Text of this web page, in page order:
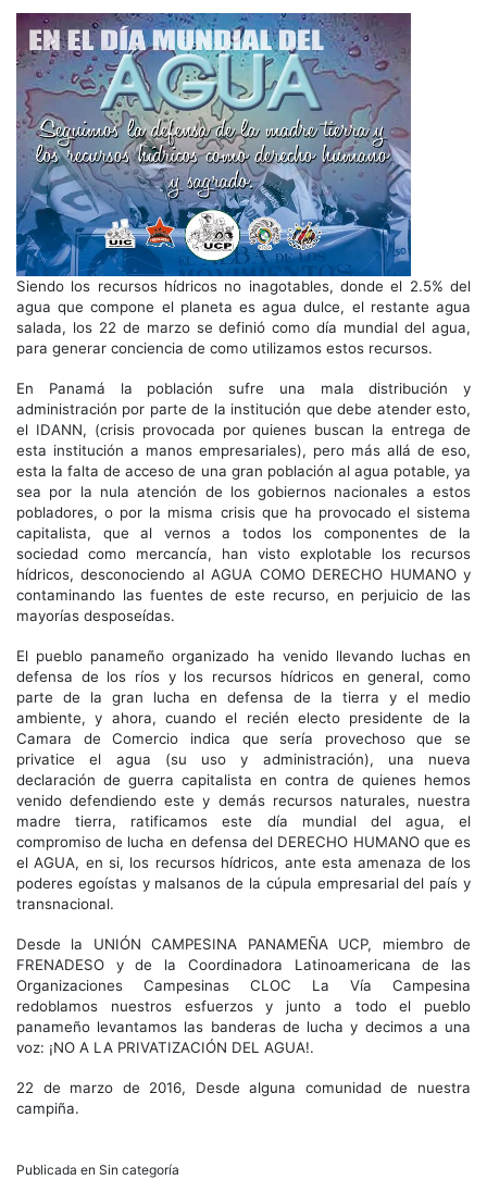
Siendo los recursos hídricos no inagotables, donde el 2.5% del
agua que compone el planeta es agua dulce, el restante agua
salada, los 22 de marzo se definió como día mundial del agua,
para generar conciencia de como utilizamos estos recursos.
En Panamá la población sufre una mala distribución y
administración por parte de la institución que debe atender esto,
el IDANN, (crisis provocada por quienes buscan la entrega de
esta institución a manos empresariales), pero más allá de eso,
esta la falta de acceso de una gran población al agua potable, ya
sea por la nula atención de los gobiernos nacionales a estos
pobladores, o por la misma crisis que ha provocado el sistema
capitalista, que al vernos a todos los componentes de la
sociedad como mercancía, han visto explotable los recursos
hídricos, desconociendo al AGUA COMO DERECHO HUMANO y
contaminando las fuentes de este recurso, en perjuicio de las
mayorías desposeídas.
El pueblo panameño organizado ha venido llevando luchas en
defensa de los ríos y los recursos hídricos en general, como
parte de la gran lucha en defensa de la tierra y el medio
ambiente, y ahora, cuando el recién electo presidente de la
Camara de Comercio indica que sería provechoso que se
privatice el agua (su uso y administración), una nueva
declaración de guerra capitalista en contra de quienes hemos
venido defendiendo este y demás recursos naturales, nuestra
madre tierra, ratificamos este día mundial del agua, el
compromiso de lucha en defensa del DERECHO HUMANO que es
el AGUA, en si, los recursos hídricos, ante esta amenaza de los
poderes egoístas y malsanos de la cúpula empresarial del país y
transnacional.
Desde la UNIÓN CAMPESINA PANAMEÑA UCP, miembro de
FRENADESO y de la Coordinadora Latinoamericana de las
Organizaciones Campesinas CLOC La Vía Campesina
redoblamos nuestros esfuerzos y junto a todo el pueblo
panameño levantamos las banderas de lucha y decimos a una
voz: ¡NO A LA PRIVATIZACIÓN DEL AGUA!.
22 de marzo de 2016, Desde alguna comunidad de nuestra
campiña.
Publicada en Sin categoría